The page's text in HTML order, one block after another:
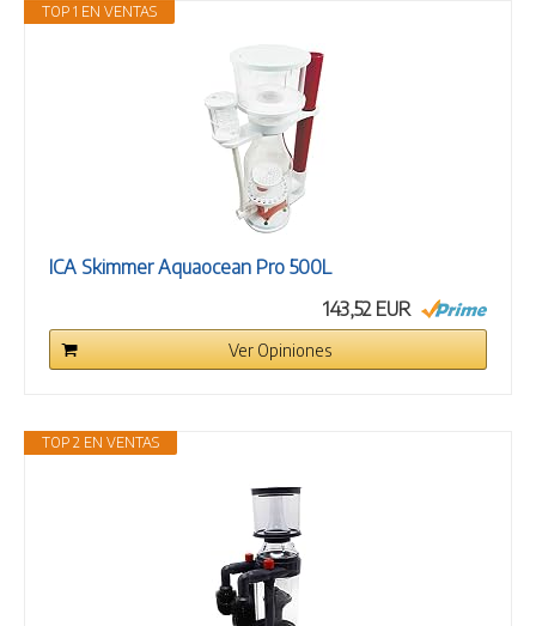
TOP 1 EN VENTAS
ICA Skimmer Aquaocean Pro 500L
143,52 EUR
Ver Opiniones
TOP 2 EN VENTAS